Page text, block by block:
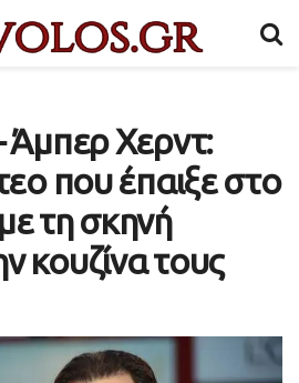
Άμπερ Χερντ:
που έπαιξε στο
τη σκηνή
κουζίνα τους